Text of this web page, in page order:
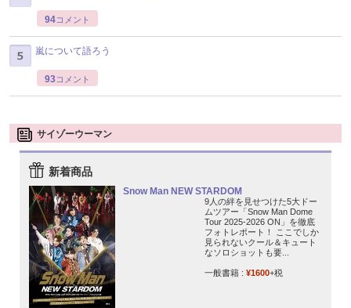
94コメント
嵐について語ろう
93コメント
サイゾーウーマン
新着商品
Snow Man NEW STARDOM
9人の絆を見せつけた5大ドー
ムツアー「Snow Man Dome
Tour 2025-2026 ON」を徹底
フォトレポート！ ここでしか
見られないクール＆キュート
なソロショットも要...
一般書籍 : ¥1600+税